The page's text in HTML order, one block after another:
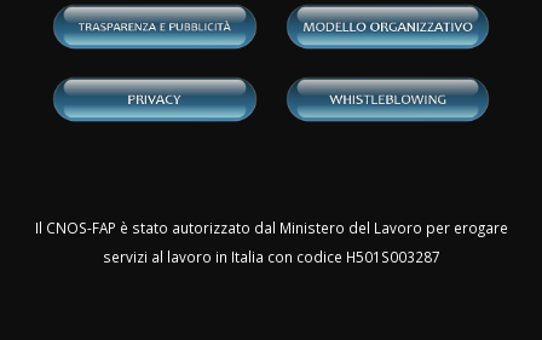
Il CNOS-FAP è stato autorizzato dal Ministero del Lavoro per erogare
servizi al lavoro in Italia con codice H501S003287